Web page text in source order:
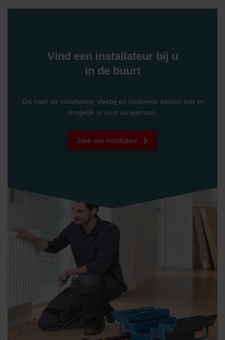
Vind een installateur bij u
in de buurt
Ga naar de installateur vlakbij en bespreek samen wat er
mogelijk is voor uw wensen.
Zoek een installateur